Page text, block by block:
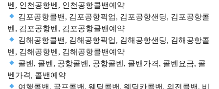
벤, 인천공항벤, 인천공항콜밴예약
김포공항콜밴, 김포공항픽업, 김포공항샌딩, 김포공항콜
벤, 김포공항벤, 김포공항콜밴예약
김해공항콜밴, 김해공항픽업, 김해공항샌딩, 김해공항콜
벤, 김해공항벤, 김해공항콜밴예약
콜밴, 콜벤, 공항콜밴, 공항콜벤, 콜밴가격, 콜벤요금, 콜
벤가격, 콜밴예약
여행콜밴, 골프콜밴, 웨딩콜밴, 웨딩카콜밴, 의전콜밴, 비